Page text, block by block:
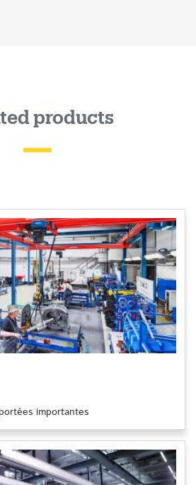
products
importantes